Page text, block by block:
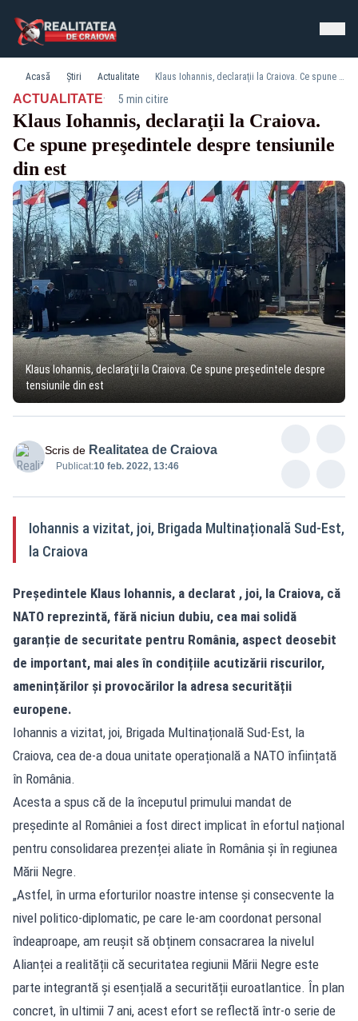
Acasă Știri Actualitate Klaus Iohannis, declaraţii la Craiova. Ce spune preşedintele despre tensiunile din est
ACTUALITATE· 5 min citire
Klaus Iohannis, declaraţii la Craiova.
Ce spune preşedintele despre tensiunile
din est
Klaus Iohannis, declaraţii la Craiova. Ce spune preşedintele despre
tensiunile din est
Scris de Realitatea de Craiova
Publicat:10 feb. 2022, 13:46
Iohannis a vizitat, joi, Brigada Multinațională Sud-Est,
la Craiova
Președintele Klaus Iohannis, a declarat , joi, la Craiova, că
NATO reprezintă, fără niciun dubiu, cea mai solidă
garanție de securitate pentru România, aspect deosebit
de important, mai ales în condițiile acutizării riscurilor,
amenințărilor și provocărilor la adresa securității
europene.
Iohannis a vizitat, joi, Brigada Multinațională Sud-Est, la
Craiova, cea de-a doua unitate operațională a NATO înființată
în România.
Acesta a spus că de la începutul primului mandat de
președinte al României a fost direct implicat în efortul național
pentru consolidarea prezenței aliate în România și în regiunea
Mării Negre.
„Astfel, în urma eforturilor noastre intense și consecvente la
nivel politico-diplomatic, pe care le-am coordonat personal
îndeaproape, am reușit să obținem consacrarea la nivelul
Alianței a realității că securitatea regiunii Mării Negre este
parte integrantă și esențială a securității euroatlantice. În plan
concret, în ultimii 7 ani, acest efort se reflectă într-o serie de